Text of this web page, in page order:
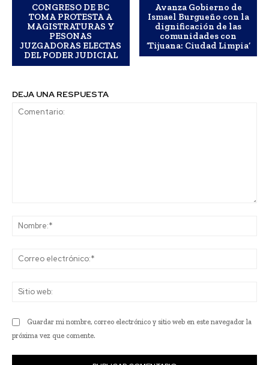
CONGRESO DE BC
TOMA PROTESTA A
MAGISTRATURAS Y
PESONAS
JUZGADORAS ELECTAS
DEL PODER JUDICIAL
Avanza Gobierno de
Ismael Burgueño con la
dignificación de las
comunidades con
‘Tijuana: Ciudad Limpia’
DEJA UNA RESPUESTA
Guardar mi nombre, correo electrónico y sitio web en este navegador la
próxima vez que comente.